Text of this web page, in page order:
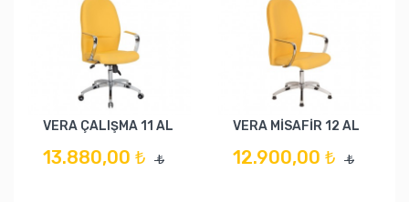
VERA ÇALIŞMA 11 AL
13.880,00 ₺ ₺
VERA MİSAFİR 12 AL
12.900,00 ₺ ₺